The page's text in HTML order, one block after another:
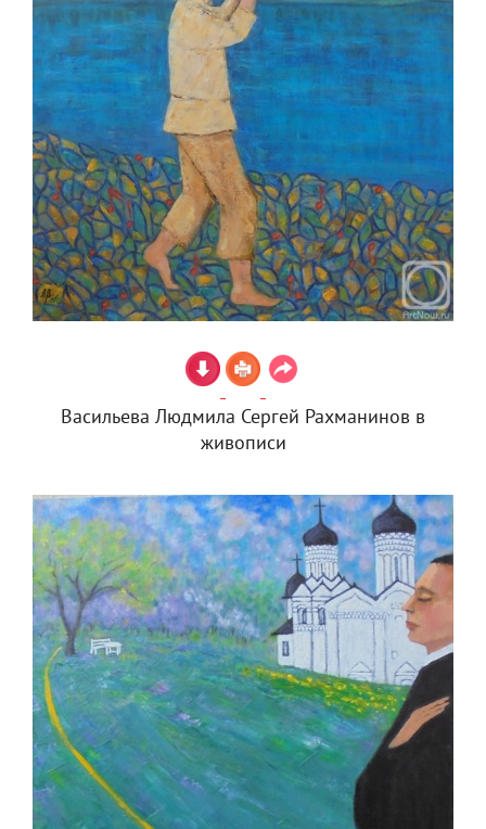
Васильева Людмила Сергей Рахманинов в
живописи